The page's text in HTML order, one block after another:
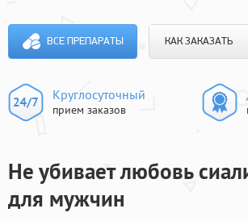
ВСЕ ПРЕПАРАТЫ КАК ЗАКАЗАТЬ
Круглосуточный
прием заказов
Не убивает любовь
для мужчин